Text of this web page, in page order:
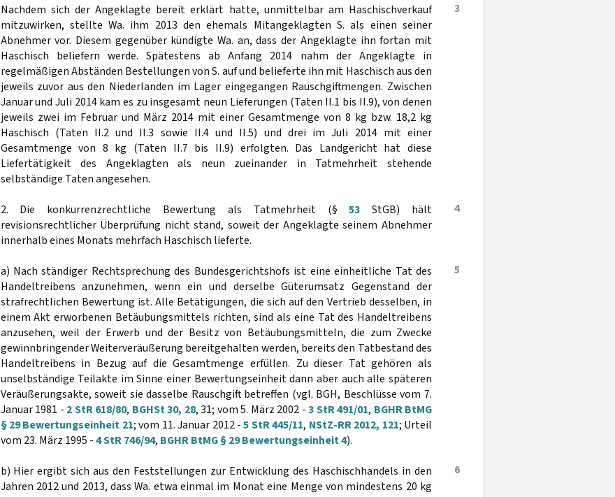
3
Nachdem sich der Angeklagte bereit erklärt hatte, unmittelbar am Haschischverkauf
mitzuwirken, stellte Wa. ihm 2013 den ehemals Mitangeklagten S. als einen seiner
Abnehmer vor. Diesem gegenüber kündigte Wa. an, dass der Angeklagte ihn fortan mit
Haschisch beliefern werde. Spätestens ab Anfang 2014 nahm der Angeklagte in
regelmäßigen Abständen Bestellungen von S. auf und belieferte ihn mit Haschisch aus den
jeweils zuvor aus den Niederlanden im Lager eingegangen Rauschgiftmengen. Zwischen
Januar und Juli 2014 kam es zu insgesamt neun Lieferungen (Taten II.1 bis II.9), von denen
jeweils zwei im Februar und März 2014 mit einer Gesamtmenge von 8 kg bzw. 18,2 kg
Haschisch (Taten II.2 und II.3 sowie II.4 und II.5) und drei im Juli 2014 mit einer
Gesamtmenge von 8 kg (Taten II.7 bis II.9) erfolgten. Das Landgericht hat diese
Liefertätigkeit des Angeklagten als neun zueinander in Tatmehrheit stehende
selbständige Taten angesehen.
4
2. Die konkurrenzrechtliche Bewertung als Tatmehrheit (§53 StGB) hält
revisionsrechtlicher Überprüfung nicht stand, soweit der Angeklagte seinem Abnehmer
innerhalb eines Monats mehrfach Haschisch lieferte.
5
a) Nach ständiger Rechtsprechung des Bundesgerichtshofs ist eine einheitliche Tat des
Handeltreibens anzunehmen, wenn ein und derselbe Güterumsatz Gegenstand der
strafrechtlichen Bewertung ist. Alle Betätigungen, die sich auf den Vertrieb desselben, in
einem Akt erworbenen Betäubungsmittels richten, sind als eine Tat des Handeltreibens
anzusehen, weil der Erwerb und der Besitz von Betäubungsmitteln, die zum Zwecke
gewinnbringender Weiterveräußerung bereitgehalten werden, bereits den Tatbestand des
Handeltreibens in Bezug auf die Gesamtmenge erfüllen. Zu dieser Tat gehören als
unselbständige Teilakte im Sinne einer Bewertungseinheit dann aber auch alle späteren
Veräußerungsakte, soweit sie dasselbe Rauschgift betreffen (vgl. BGH, Beschlüsse vom 7.
Januar 1981 - 2 StR 618/80, BGHSt 30, 28, 31; vom 5. März 2002 -3 StR 491/01, BGHR BtMG
§ 29 Bewertungseinheit 21; vom 11. Januar 2012 -5 StR 445/11, NStZ-RR 2012, 121; Urteil
vom 23. März 1995 -4 StR 746/94, BGHR BtMG § 29 Bewertungseinheit 4).
6
b) Hier ergibt sich aus den Feststellungen zur Entwicklung des Haschischhandels in den
Jahren 2012 und 2013, dass Wa. etwa einmal im Monat eine Menge von mindestens 20 kg